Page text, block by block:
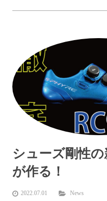
シューズ剛性
が作る！
2022.07.01 News